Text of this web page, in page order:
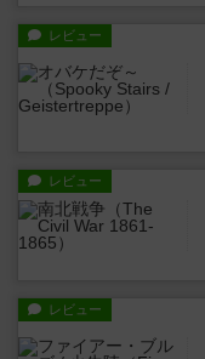
レビュー
レビュー
レビュー